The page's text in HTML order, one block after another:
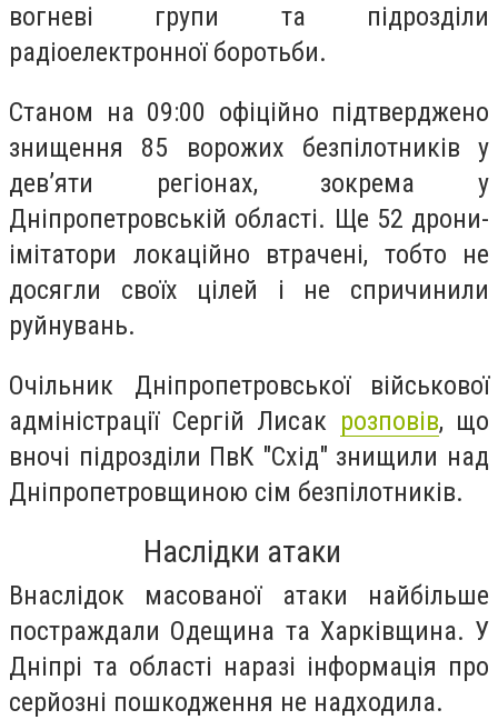
вогневі групи та підрозділи
радіоелектронної боротьби.
Станом на 09:00 офіційно підтверджено
знищення 85 ворожих безпілотників у
дев’яти регіонах, зокрема у
Дніпропетровській області. Ще 52 дрони-
імітатори локаційно втрачені, тобто не
досягли своїх цілей і не спричинили
руйнувань.
Очільник Дніпропетровської військової
адміністрації Сергій Лисак розповів, що
вночі підрозділи ПвК "Схід" знищили над
Дніпропетровщиною сім безпілотників.
Наслідки атаки
Внаслідок масованої атаки найбільше
постраждали Одещина та Харківщина. У
Дніпрі та області наразі інформація про
серйозні пошкодження не надходила.